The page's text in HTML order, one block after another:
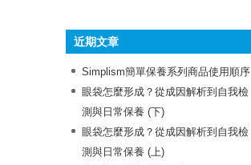
近期文章
Simplism簡單保養系列商品使用順序
眼袋怎麼形成？從成因解析到自我檢
測與日常保養 (下)
眼袋怎麼形成？從成因解析到自我檢
測與日常保養 (上)